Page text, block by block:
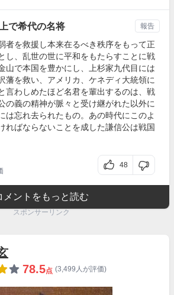
で希代の名将
者を救援し本来在るべき秩序をもって正
し、乱世の世に平和をもたらすことに戦
山で本国を豊かにし、上杉家九代目には
藩を救い、アメリカ、ケネディ大統領に
言わしめたほど名君を輩出するのは、戦
の義の精神が脈々と受け継がれた以外に
は忘れ去られたもの。あの時代にこのよ
ればならないことを成した謙信公は戦国
48
報告
メントをもっと読む
スポンサーリンク
78.5点 (3,499人が評価)